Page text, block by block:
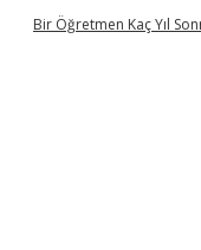
Bir Öğretmen Kaç Yıl